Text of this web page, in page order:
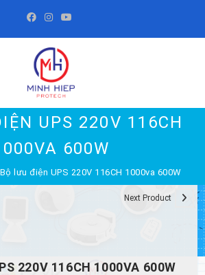
UPS 220V 116CH
600W
Bộ lưu điện UPS 220V 116CH 1000va 600W
Next Product
220V 116CH 1000VA 600W